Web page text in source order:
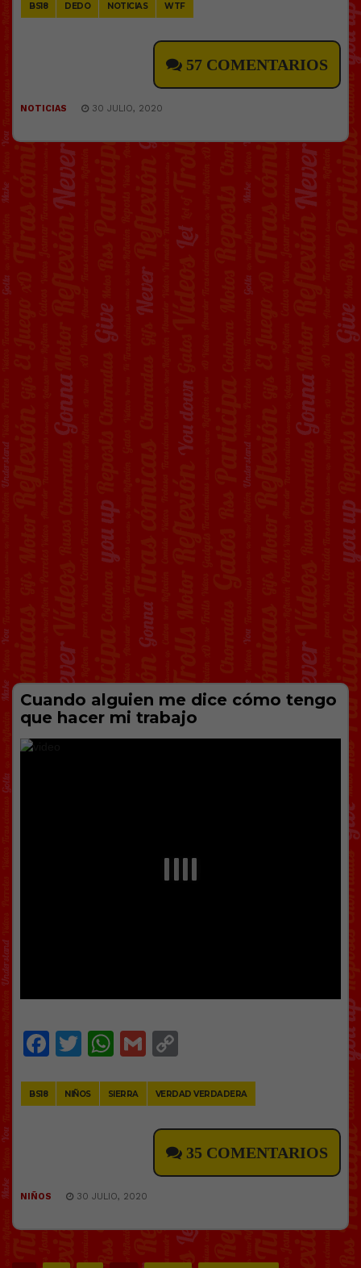
BS18 DEDO NOTICIAS WTF
57 COMENTARIOS
NOTICIAS 30 JULIO, 2020
Cuando alguien me dice cómo tengo
que hacer mi trabajo
Facebook
Twitter
WhatsApp
Gmail
BS18 NIÑOS SIERRA VERDAD VERDADERA
35 COMENTARIOS
NIÑOS 30 JULIO, 2020